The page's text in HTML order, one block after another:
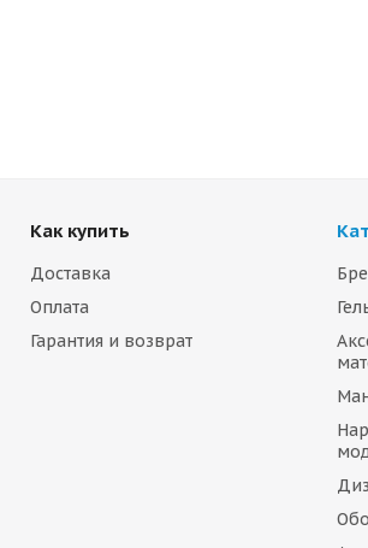
Как купить
Доставка
Оплата
Гарантия и возврат